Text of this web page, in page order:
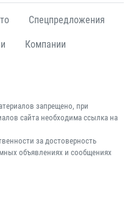
Спецпредложения
Компании
запрещено, при
сайта необходима ссылка на
за достоверность
объявлениях и сообщениях